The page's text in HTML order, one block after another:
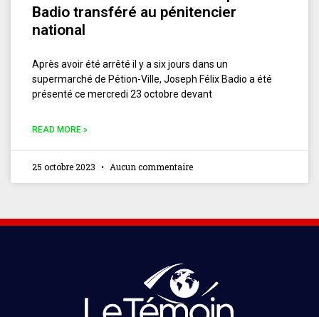
Badio transféré au pénitencier
national
Après avoir été arrêté il y a six jours dans un
supermarché de Pétion-Ville, Joseph Félix Badio a été
présenté ce mercredi 23 octobre devant
READ MORE »
25 octobre 2023 Aucun commentaire